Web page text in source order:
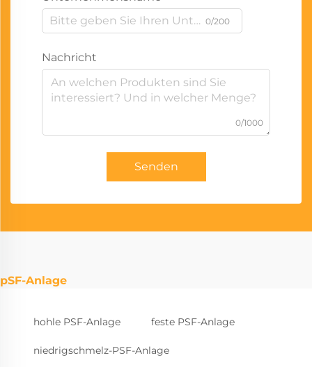
0/200
Nachricht
0/1000
Senden
pSF-Anlage
hohle PSF-Anlage feste PSF-Anlage
niedrigschmelz-PSF-Anlage